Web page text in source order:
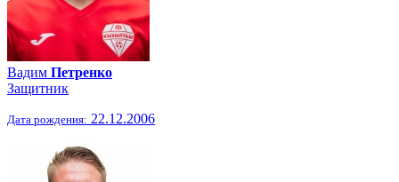
Вадим Петренко
Защитник
Дата рождения: 22.12.2006